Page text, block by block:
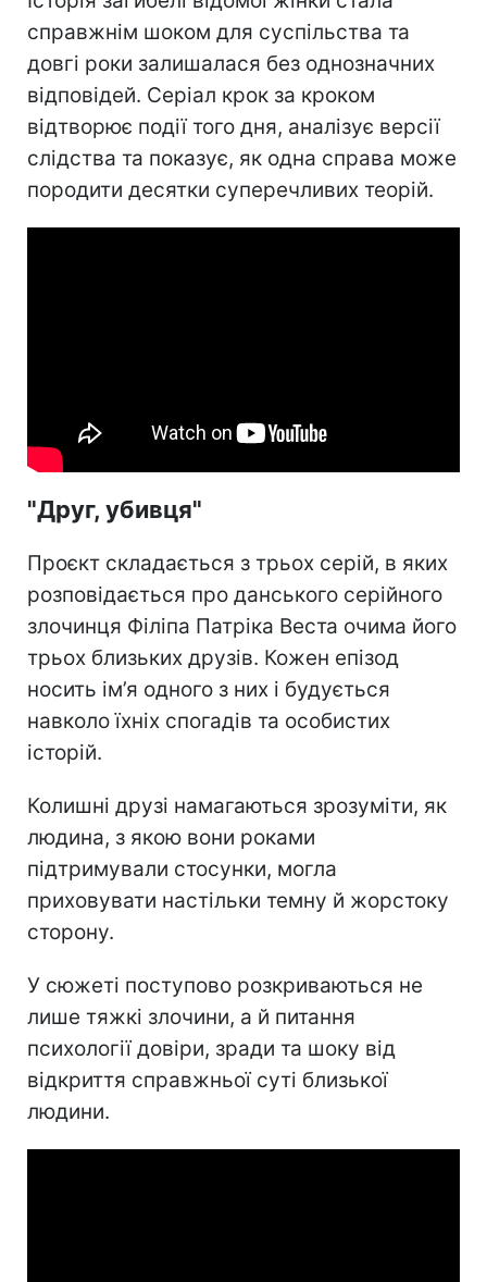
справжнім шоком для суспільства та
довгі роки залишалася без однозначних
відповідей. Серіал крок за кроком
відтворює події того дня, аналізує версії
слідства та показує, як одна справа може
породити десятки суперечливих теорій.
"Друг, убивця"
Проєкт складається з трьох серій, в яких
розповідається про данського серійного
злочинця Філіпа Патріка Веста очима його
трьох близьких друзів. Кожен епізод
носить ім’я одного з них і будується
навколо їхніх спогадів та особистих
історій.
Колишні друзі намагаються зрозуміти, як
людина, з якою вони роками
підтримували стосунки, могла
приховувати настільки темну й жорстоку
сторону.
У сюжеті поступово розкриваються не
лише тяжкі злочини, а й питання
психології довіри, зради та шоку від
відкриття справжньої суті близької
людини.